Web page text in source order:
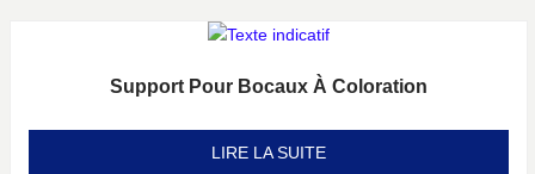
Support Pour Bocaux À Coloration
LIRE LA SUITE